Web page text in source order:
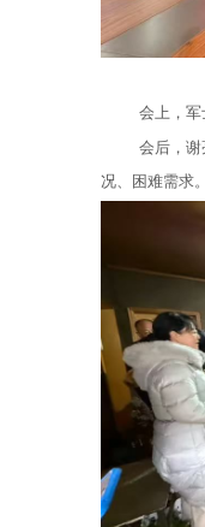
会上，军
会后，
况、困难需求。